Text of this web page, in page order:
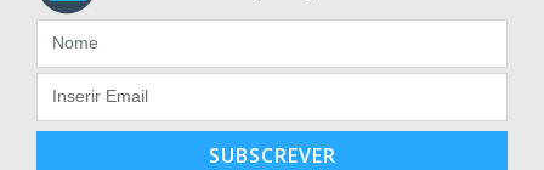
SUBSCREVER